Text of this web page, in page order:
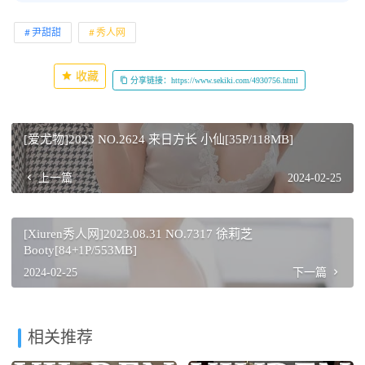
尹甜甜 秀人网
收藏 分享链接：https://www.sekiki.com/4930756.html
[爱尤物]2023 NO.2624 来日方长 小仙[35P/118MB]
上一篇 2024-02-25
[Xiuren秀人网]2023.08.31 NO.7317 徐莉芝
Booty[84+1P/553MB]
2024-02-25 下一篇
相关推荐